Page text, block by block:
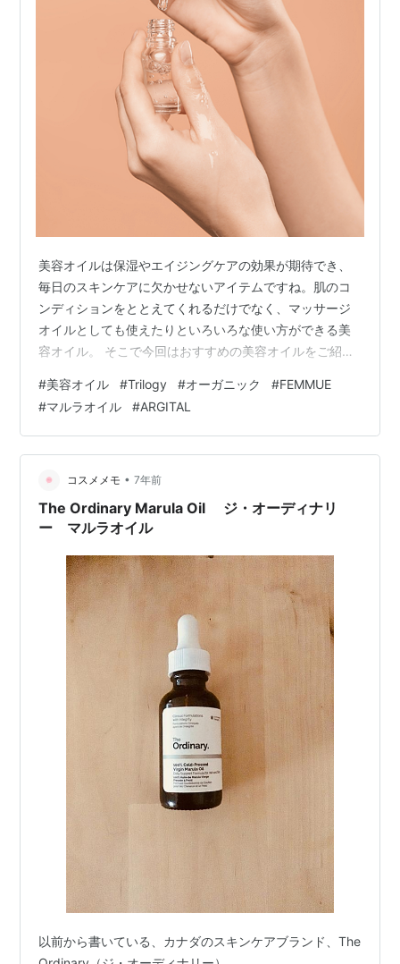
美容オイルは保湿やエイジングケアの効果が期待でき、
毎日のスキンケアに欠かせないアイテムですね。肌のコ
ンディションをととえてくれるだけでなく、マッサージ
オイルとしても使えたりといろいろな使い方ができる美
容オイル。 そこで今回はおすすめの美容オイルをご紹介
#美容オイル #Trilogy #オーガニック #FEMMUE
#マルラオイル #ARGITAL
コスメメモ • 7年前
The Ordinary Marula Oil ジ・オーディナリ
ー マルラオイル
以前から書いている、カナダのスキンケアブランド、The